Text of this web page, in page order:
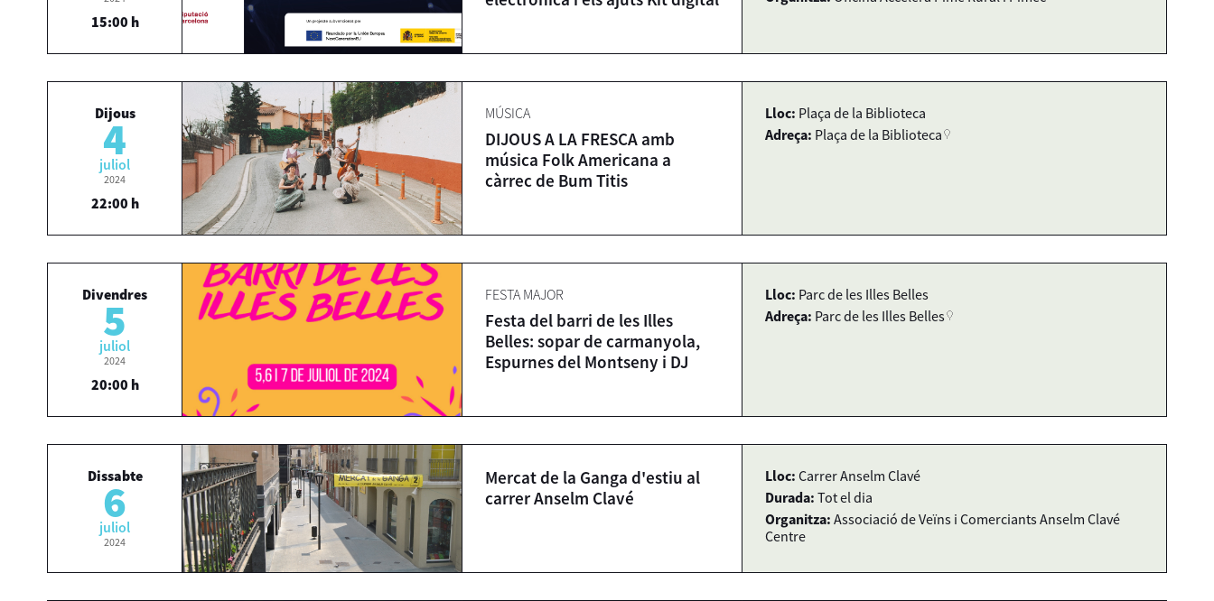
15:00 h
Dijous
4
juliol
2024
22:00 h
MÚSICA
DIJOUS A LA FRESCA amb
música Folk Americana a
càrrec de Bum Titis
Lloc: Plaça de la Biblioteca
Adreça: Plaça de la Biblioteca
Divendres
5
juliol
2024
20:00 h
FESTA MAJOR
Festa del barri de les Illes
Belles: sopar de carmanyola,
Espurnes del Montseny i DJ
Lloc: Parc de les Illes Belles
Adreça: Parc de les Illes Belles
Dissabte
6
juliol
2024
Mercat de la Ganga d'estiu al
carrer Anselm Clavé
Lloc: Carrer Anselm Clavé
Durada: Tot el dia
Organitza: Associació de Veïns i Comerciants Anselm Clavé
Centre